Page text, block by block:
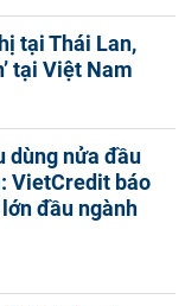
tại Thái Lan,
tại Việt Nam
dùng nửa đầu
VietCredit báo
đầu ngành